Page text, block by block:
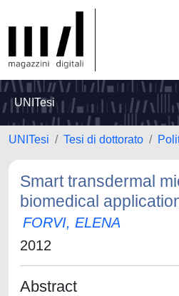
UNITesi
UNITesi Tesi di dottorato
Smart transdermal
biomedical
FORVI, ELENA
2012
Abstract